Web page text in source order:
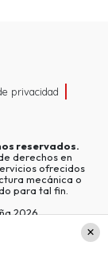
privacidad
reservados.
derechos en
ofrecidos
mecánica o
para tal fin.
2026.